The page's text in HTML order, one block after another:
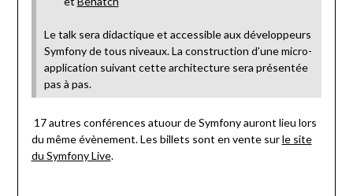
Le talk sera didactique et accessible aux développeurs
Symfony de tous niveaux. La construction d’une micro-
application suivant cette architecture sera présentée
pas à pas.
17 autres conférences atuour de Symfony auront lieu lors
du même évènement. Les billets sont en vente surle site
du Symfony Live.